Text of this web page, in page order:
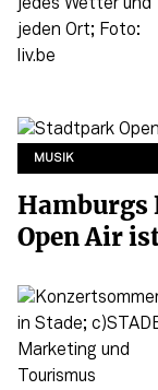
MUSIK
Hamburgs
Open Air